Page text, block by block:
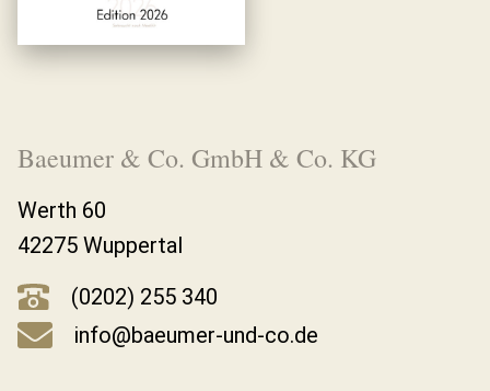
Baeumer & Co. GmbH & Co. KG
Werth 60
42275 Wuppertal
(0202) 255 340
info@baeumer-und-co.de